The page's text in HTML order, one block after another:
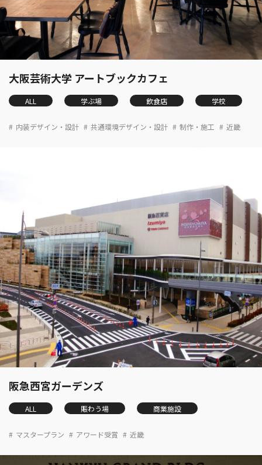
大阪芸術大学 アートブックカフェ
ALL 学ぶ場 飲食店 学校
内装デザイン・設計 共通環境デザイン・設計 制作・施工 近畿
阪急西宮ガーデンズ
ALL 賑わう場 商業施設
マスタープラン アワード受賞 近畿